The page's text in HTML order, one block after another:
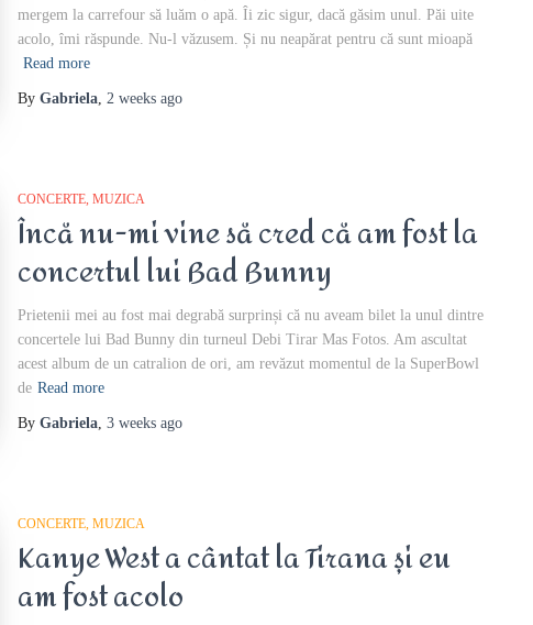
mergem la carrefour să luăm o apă. Îi zic sigur, dacă găsim unul. Păi uite
acolo, îmi răspunde. Nu-l văzusem. Și nu neapărat pentru că sunt mioapă
Read more
By Gabriela, 2 weeks ago
CONCERTE MUZICA
Încă nu-mi vine să cred că am fost la
concertul lui Bad Bunny
Prietenii mei au fost mai degrabă surprinși că nu aveam bilet la unul dintre
concertele lui Bad Bunny din turneul Debi Tirar Mas Fotos. Am ascultat
acest album de un catralion de ori, am revăzut momentul de la SuperBowl
de Read more
By Gabriela, 3 weeks ago
CONCERTE MUZICA
Kanye West a cântat la Tirana și eu
am fost acolo